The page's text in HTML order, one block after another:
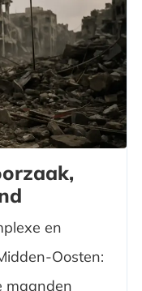
en
Oosten:
maanden